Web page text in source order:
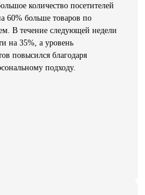
количество посетителей
60% больше товаров по
В течение следующей недели
на 35%, а уровень
повысился благодаря
подходу.